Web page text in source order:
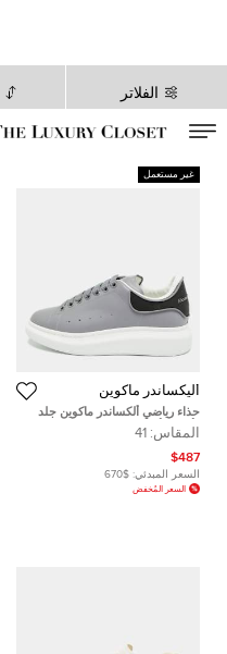
الفلاتر
غير مستعمل
أليكساندر ماكوين
حذاء رياضي ألكساندر ماكوين جلد
وألكنترا أبيض / بنفسجي نمط كبير عنق
منخفض مقاس 41
المقاس: 41
$487
السعر المبدئي: $670
السعر المُخفض